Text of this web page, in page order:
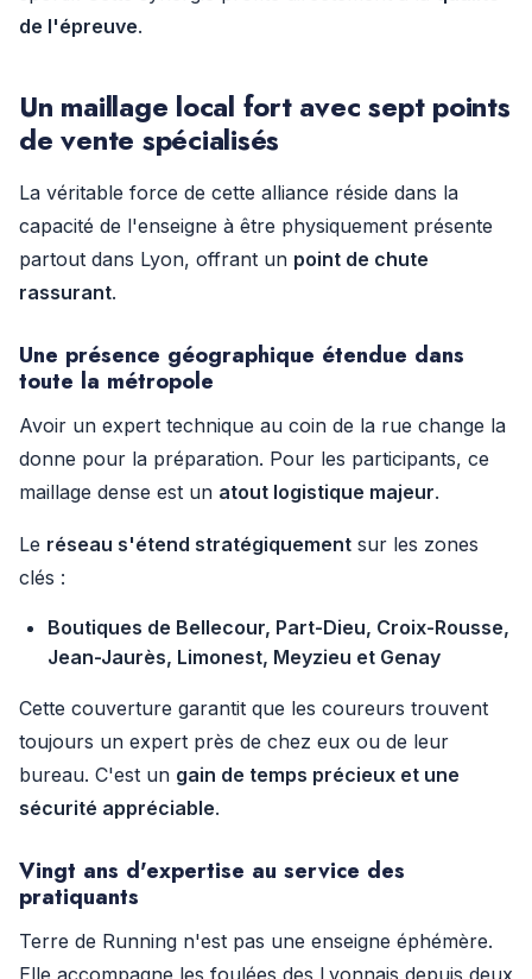
de l'épreuve.
Un maillage local fort avec sept points
de vente spécialisés
La véritable force de cette alliance réside dans la
capacité de l'enseigne à être physiquement présente
partout dans Lyon, offrant un point de chute
rassurant.
Une présence géographique étendue dans
toute la métropole
Avoir un expert technique au coin de la rue change la
donne pour la préparation. Pour les participants, ce
maillage dense est un atout logistique majeur.
Le réseau s'étend stratégiquement sur les zones
clés :
Boutiques de Bellecour, Part-Dieu, Croix-Rousse,
Jean-Jaurès, Limonest, Meyzieu et Genay
Cette couverture garantit que les coureurs trouvent
toujours un expert près de chez eux ou de leur
bureau. C'est un gain de temps précieux et une
sécurité appréciable.
Vingt ans d'expertise au service des
pratiquants
Terre de Running n'est pas une enseigne éphémère.
Elle accompagne les foulées des Lyonnais depuis deux